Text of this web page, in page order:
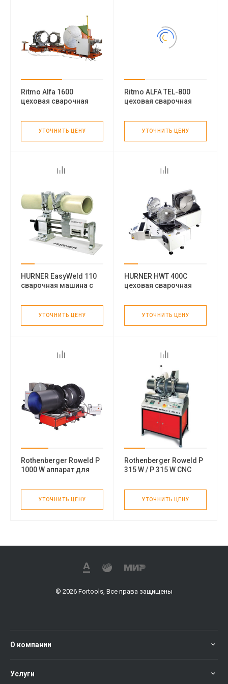
Ritmo Alfa 1600
цеховая сварочная
УТОЧНИТЬ ЦЕНУ
Ritmo ALFA TEL-800
цеховая сварочная
УТОЧНИТЬ ЦЕНУ
HURNER EasyWeld 110
сварочная машина с
регулировкой и
электроторцевателем
УТОЧНИТЬ ЦЕНУ
HURNER HWT 400C
цеховая сварочная
УТОЧНИТЬ ЦЕНУ
Rothenberger Roweld P
1000 W аппарат для
УТОЧНИТЬ ЦЕНУ
Rothenberger Roweld P
315 W / P 315 W CNC
фитингов
УТОЧНИТЬ ЦЕНУ
© 2026 Fortools, Все права защищены
О компании
Услуги